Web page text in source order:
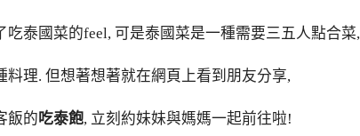
吃泰國菜的feel, 可是泰國菜是一種需要三五人點合菜,
料理. 但想著想著就在網頁上看到朋友分享,
飯的吃泰飽, 立刻約妹妹與媽媽一起前往啦!